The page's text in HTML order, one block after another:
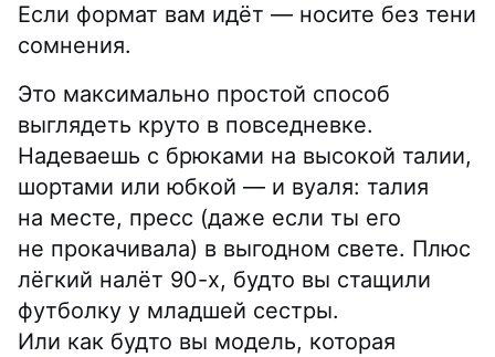
Если формат вам идёт — носите без тени
сомнения.
Это максимально простой способ
выглядеть круто в повседневке.
Надеваешь с брюками на высокой талии,
шортами или юбкой — и вуаля: талия
на месте, пресс (даже если ты его
не прокачивала) в выгодном свете. Плюс
лёгкий налёт 90-х, будто вы стащили
футболку у младшей сестры.
Или как будто вы модель, которая